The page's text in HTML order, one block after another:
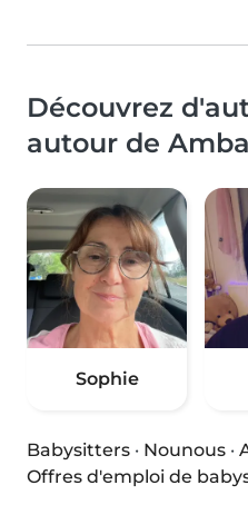
Découvrez
autour de
Sophie
Babysitters · Nounous ·
Offres d'emploi de